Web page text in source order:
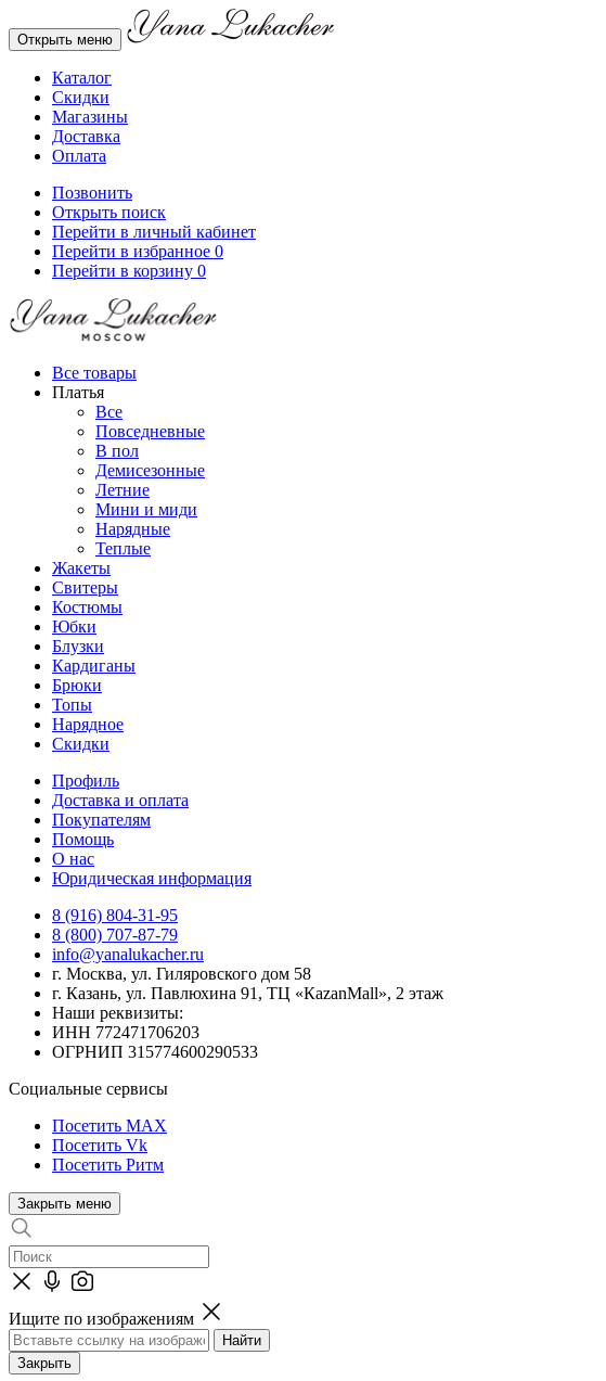
Открыть меню
Каталог
Скидки
Магазины
Доставка
Оплата
Позвонить
Открыть поиск
Перейти в личный кабинет
Перейти в избранное 0
Перейти в корзину 0
Все товары
Платья
Все
Повседневные
В пол
Демисезонные
Летние
Мини и миди
Нарядные
Теплые
Жакеты
Свитеры
Костюмы
Юбки
Блузки
Кардиганы
Брюки
Топы
Нарядное
Скидки
Профиль
Доставка и оплата
Покупателям
Помощь
О нас
Юридическая информация
8 (916) 804-31-95
8 (800) 707-87-79
info@yanalukacher.ru
г. Москва, ул. Гиляровского дом 58
г. Казань, ул. Павлюхина 91, ТЦ «КazanMall», 2 этаж
Наши реквизиты:
ИНН 772471706203
ОГРНИП 315774600290533
Социальные сервисы
Посетить MAX
Посетить Vk
Посетить Ритм
Закрыть меню
Ищите по изображениям
Закрыть